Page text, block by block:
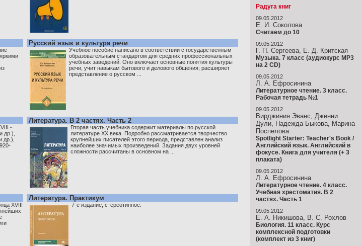
Русский язык и культура речи
Учебное пособие написано в соответствии с государственным
образовательным стандартом для средних профессиональных
учебных заведений. Оно включает основные понятия культуры
речи, учит навыкам бытового и делового общения; расширяет
представление о русском ...
-
др.),
др.),
Литература. В 2 частях. Часть 2
Вторая часть учебника содержит материалы по русской
литературе XX века. Подробно рассматривается творчество
крупнейших писателей этого периода, представлен анализ
наиболее значимых произведений. Задания двух уровней
сложности рассчитаны в основном на ...
XVIII
Литература. Практикум
7-е издание, стереотипное.
Радуга книг
09.05.2012
Е. И. Соколова
Считаем до 10
09.05.2012
Г. П. Сергеева, Е. Д. Критская
Музыка. 7 класс (аудиокурс MP3
на 2 CD)
09.05.2012
Л. А. Ефросинина
Литературное чтение. 3 класс.
Рабочая тетрадь №1
09.05.2012
Вирджиния Эванс, Дженни
Дули, Надежда Быкова, Марина
Поспелова
Spotlight Starter: Teacher's Book /
Английский язык. Английский в
фокусе. Книга для учителя (+ 3
плаката)
09.05.2012
Л. А. Ефросинина
Литературное чтение. 4 класс.
Учебная хрестоматия. В 2
частях. Часть 1
09.05.2012
Е. А. Никишова, В. С. Рохлов
Биология. 11 класс. Курс
комплексной подготовки
(комплект из 3 книг)